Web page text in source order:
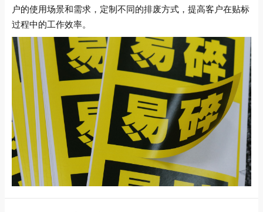
户的使用场景和需求，定制不同的排废方式，提高客户在贴标
过程中的工作效率。